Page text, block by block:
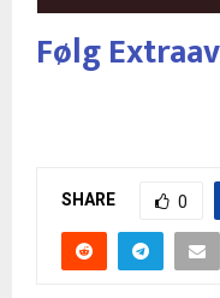
Følg
SHARE 0